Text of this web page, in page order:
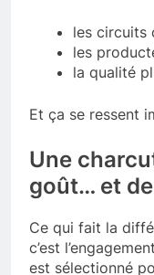
les circuits
les
la qualité
Et ça se ressent
Une
goût… et
Ce qui fait la
c’est
est sélectionné